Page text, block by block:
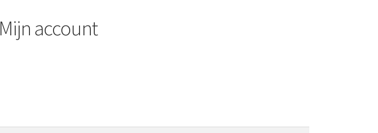
Mijn account